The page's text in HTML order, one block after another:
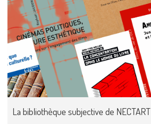
La bibliothèque subjective de NECTART